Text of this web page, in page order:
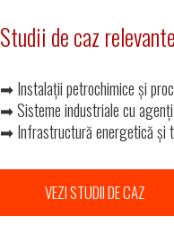
Studii de caz relevante
➡ Instalații petrochimice și
➡ Sisteme industriale cu
➡ Infrastructură energetică și
VEZI STUDII DE CAZ